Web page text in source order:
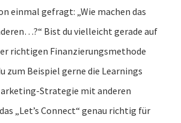
einmal gefragt: „Wie machen das
Bist du vielleicht gerade auf
richtigen Finanzierungsmethode
zum Beispiel gerne die Learnings
Strategie mit anderen
„Let’s Connect“ genau richtig für